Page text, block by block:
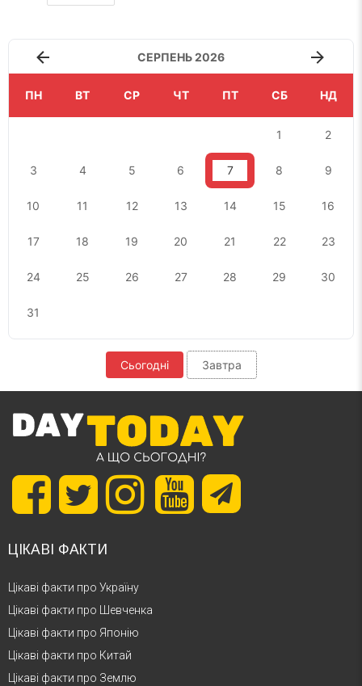
СЕРПЕНЬ 2026
ПН ВТ СР ЧТ ПТ СБ НД
1 2
3 4 5 6 7 8 9
10 11 12 13 14 15 16
17 18 19 20 21 22 23
24 25 26 27 28 29 30
31
Сьогодні Завтра
ЦІКАВІ ФАКТИ
Цікаві факти про Україну
Цікаві факти про Шевченка
Цікаві факти про Японію
Цікаві факти про Китай
Цікаві факти про Землю